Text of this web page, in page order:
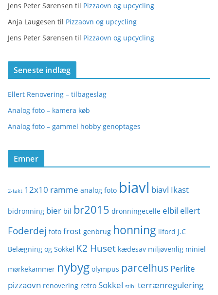
Jens Peter Sørensen til Pizzaovn og upcycling
Anja Laugesen til Pizzaovn og upcycling
Jens Peter Sørensen til Pizzaovn og upcycling
Seneste indlæg
Ellert Renovering – tilbageslag
Analog foto – kamera køb
Analog foto – gammel hobby genoptages
Emner
2-takt 12x10 ramme analog foto biavl biavl Ikast
bidronning bier bil br2015 dronningecelle elbil ellert
Foderdej foto frost genbrug honning ilford J.C
Belægning og Sokkel K2 Huset kædesav miljøvenlig miniel
mørkekammer nybyg olympus parcelhus Perlite
pizzaovn renovering retro Sokkel stihl terrænregulering